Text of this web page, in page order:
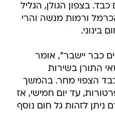
בצפון הגולן, הגליל
ורמות מנשה והרי
בינוני.
כבר יישבר", אומר
התורן בשירות
הצפוי מחר. בהמשך
עד יום חמישי, אז
לזהות גל חום נוסף